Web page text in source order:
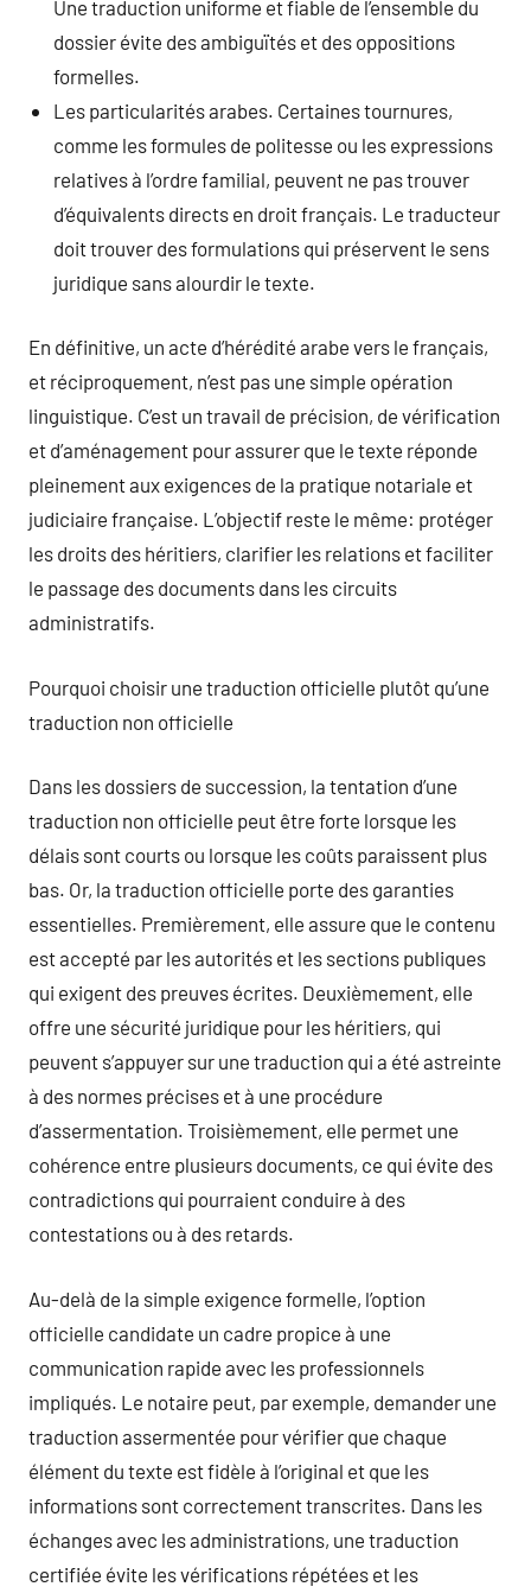
Une traduction uniforme et fiable de l’ensemble du
dossier évite des ambiguïtés et des oppositions
formelles.
Les particularités arabes. Certaines tournures,
comme les formules de politesse ou les expressions
relatives à l’ordre familial, peuvent ne pas trouver
d’équivalents directs en droit français. Le traducteur
doit trouver des formulations qui préservent le sens
juridique sans alourdir le texte.
En définitive, un acte d’hérédité arabe vers le français,
et réciproquement, n’est pas une simple opération
linguistique. C’est un travail de précision, de vérification
et d’aménagement pour assurer que le texte réponde
pleinement aux exigences de la pratique notariale et
judiciaire française. L’objectif reste le même: protéger
les droits des héritiers, clarifier les relations et faciliter
le passage des documents dans les circuits
administratifs.
Pourquoi choisir une traduction officielle plutôt qu’une
traduction non officielle
Dans les dossiers de succession, la tentation d’une
traduction non officielle peut être forte lorsque les
délais sont courts ou lorsque les coûts paraissent plus
bas. Or, la traduction officielle porte des garanties
essentielles. Premièrement, elle assure que le contenu
est accepté par les autorités et les sections publiques
qui exigent des preuves écrites. Deuxièmement, elle
offre une sécurité juridique pour les héritiers, qui
peuvent s’appuyer sur une traduction qui a été astreinte
à des normes précises et à une procédure
d’assermentation. Troisièmement, elle permet une
cohérence entre plusieurs documents, ce qui évite des
contradictions qui pourraient conduire à des
contestations ou à des retards.
Au-delà de la simple exigence formelle, l’option
officielle candidate un cadre propice à une
communication rapide avec les professionnels
impliqués. Le notaire peut, par exemple, demander une
traduction assermentée pour vérifier que chaque
élément du texte est fidèle à l’original et que les
informations sont correctement transcrites. Dans les
échanges avec les administrations, une traduction
certifiée évite les vérifications répétées et les